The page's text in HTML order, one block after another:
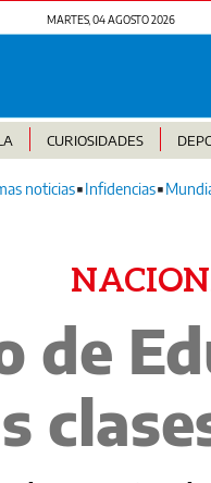
MARTES, 04 AGOSTO 2026
CURIOSIDADES
noticias Infidencias
de